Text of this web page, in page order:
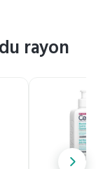
rayon